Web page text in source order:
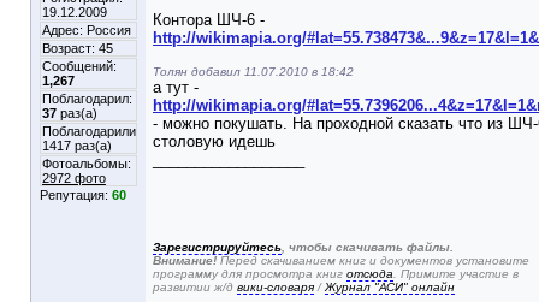
19.12.2009
Адрес: Россия
Возраст: 45
Сообщений:
1,267
Поблагодарил:
37 раз(а)
Поблагодарили
1417 раз(а)
Фотоальбомы:
2972 фото
Репутация: 60
Контора ШЧ-6 -
http://wikimapia.org/
Толян добавил 11.07.2010 в 18:42
а тут -
http://wikimapia.org/
- можно покушать. На проходной сказать что из
столовую идешь
Зарегистрируйтесь , чтобы скачивать файлы.
Внимание! Перед скачиванием книг и документов установите
программу для просмотра книг отсюда . Примите участие в
развитии ж/д вики-словаря /Журнал "АСИ" онлайн